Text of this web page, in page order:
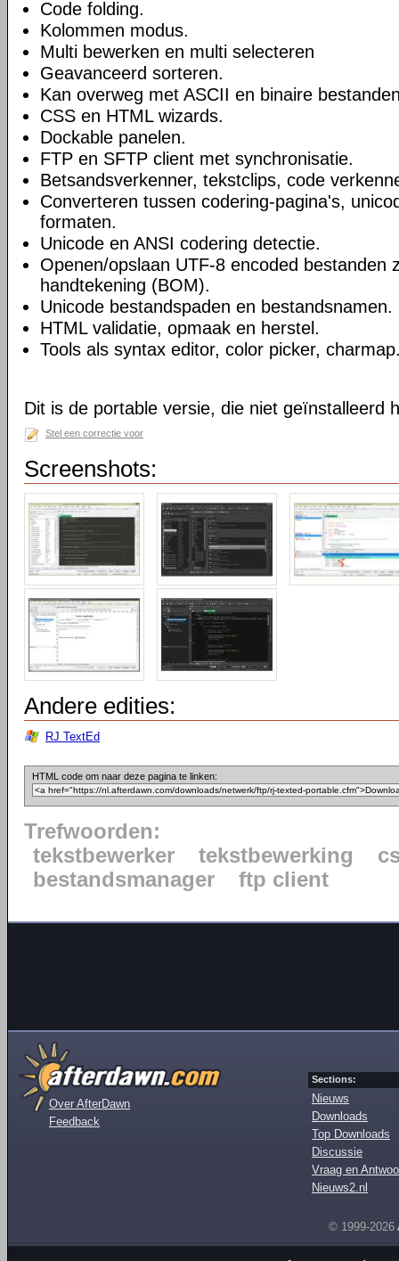
Code folding.
Kolommen modus.
Multi bewerken en multi selecteren
Geavanceerd sorteren.
Kan overweg met ASCII en binaire
CSS en HTML wizards.
Dockable panelen.
FTP en SFTP client met synchronisatie.
Betsandsverkenner, tekstclips, code
Converteren tussen codering-pagina's,
formaten.
Unicode en ANSI codering detectie.
Openen/opslaan UTF-8 encoded bestanden
handtekening (BOM).
Unicode bestandspaden en bestandsnamen.
HTML validatie, opmaak en herstel.
Tools als syntax editor, color picker,
Dit is de portable versie, die niet geïnstalleerd
Stel een correctie voor
Screenshots:
Andere edities:
RJ TextEd
HTML code om naar deze pagina te linken:
Trefwoorden:
tekstbewerker
tekstbewerking
bestandsmanager
ftp client
Over AfterDawn
Feedback
Sections:
Nieuws
Downloads
Top Downloads
Discussie
Vraag en
Nieuws2.nl
© 1999-2026